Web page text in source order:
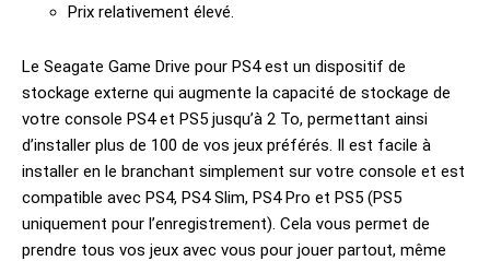
Prix relativement élevé.
Le Seagate Game Drive pour PS4 est un dispositif de
stockage externe qui augmente la capacité de stockage de
votre console PS4 et PS5 jusqu’à 2 To, permettant ainsi
d’installer plus de 100 de vos jeux préférés. Il est facile à
installer en le branchant simplement sur votre console et est
compatible avec PS4, PS4 Slim, PS4 Pro et PS5 (PS5
uniquement pour l’enregistrement). Cela vous permet de
prendre tous vos jeux avec vous pour jouer partout, même